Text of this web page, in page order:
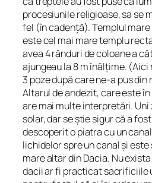
procesiunile religioase, sa se
fel (în cadență). Templul mare
este cel mai mare templu
avea 4 rânduri de coloane a
ajungeau la 8 m înălțime.
3 poze după care ne-a pus din
Altarul de andezit, care este
are mai multe interpretări.
solar, dar se știe sigur că a
descoperit o piatra cu un
lichidelor spre un canal și este
mare altar din Dacia. Nu
dacii ar fi practicat sacrificiile